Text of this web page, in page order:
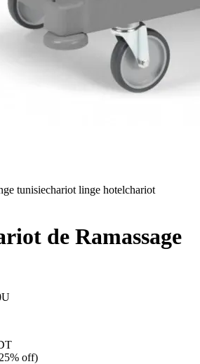
tunisiechariot linge hotelchariot
de Ramassage
25% off)